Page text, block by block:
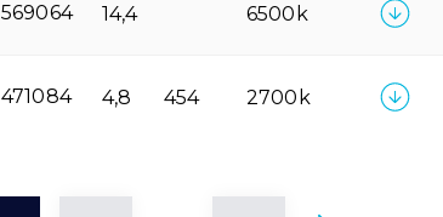
569064 14,4 6500k
471084 4,8 454 2700k